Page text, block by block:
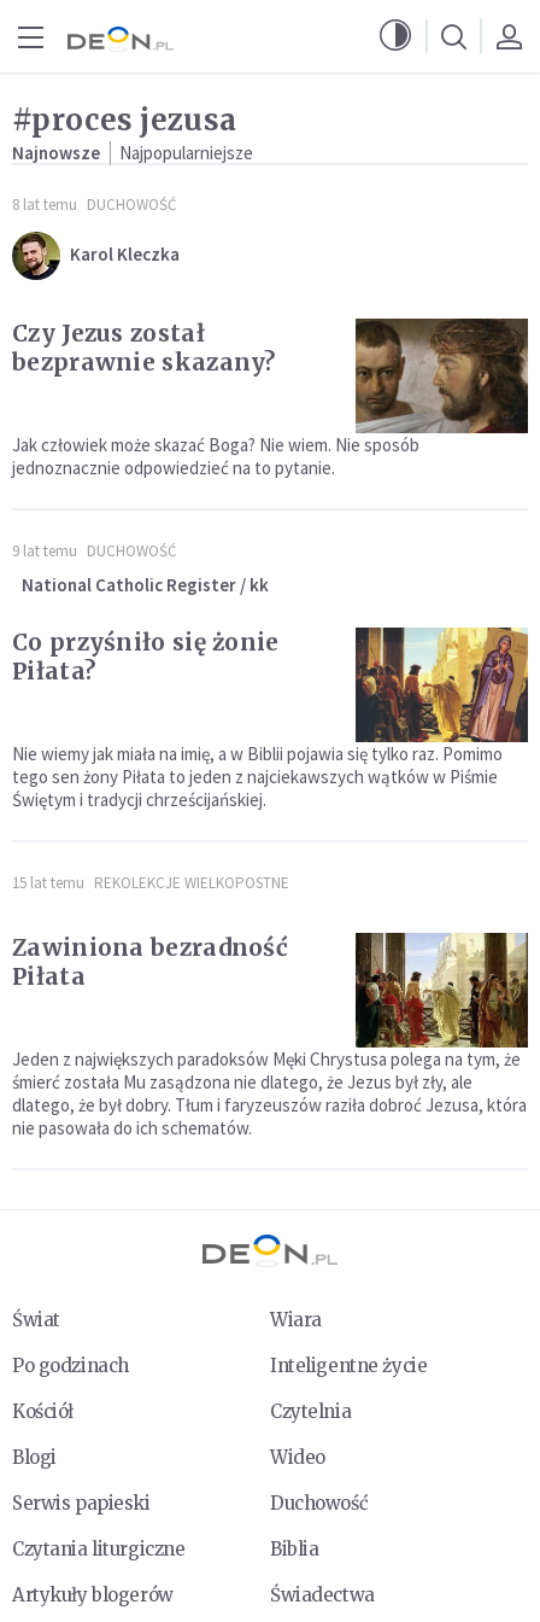
#proces jezusa
Najnowsze Najpopularniejsze
8 lat temu DUCHOWOŚĆ
Karol Kleczka
Czy Jezus został
bezprawnie skazany?
Jak człowiek może skazać Boga? Nie wiem. Nie sposób
jednoznacznie odpowiedzieć na to pytanie.
9 lat temu DUCHOWOŚĆ
National Catholic Register / kk
Co przyśniło się żonie
Piłata?
Nie wiemy jak miała na imię, a w Biblii pojawia się tylko raz. Pomimo
tego sen żony Piłata to jeden z najciekawszych wątków w Piśmie
Świętym i tradycji chrześcijańskiej.
15 lat temu REKOLEKCJE WIELKOPOSTNE
Zawiniona bezradność
Piłata
Jeden z największych paradoksów Męki Chrystusa polega na tym, że
śmierć została Mu zasądzona nie dlatego, że Jezus był zły, ale
dlatego, że był dobry. Tłum i faryzeuszów raziła dobroć Jezusa, która
nie pasowała do ich schematów.
Świat
Wiara
Po godzinach
Inteligentne życie
Kościół
Czytelnia
Blogi
Wideo
Serwis papieski
Duchowość
Czytania liturgiczne
Biblia
Artykuły blogerów
Świadectwa